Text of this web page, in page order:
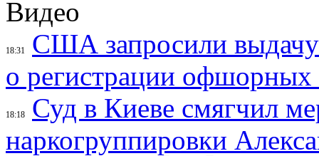
18:31
США запросили выдачу
о регистрации
18:18
Суд в Киеве смягчил
наркогруппировки